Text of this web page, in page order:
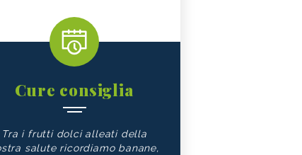
Cure consiglia
Tra i frutti dolci alleati della
salute ricordiamo banane,